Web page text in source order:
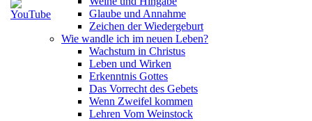
Glaube und Annahme
Zeichen der Wiedergeburt
Wie wandle ich im neuen Leben?
Wachstum in Christus
Leben und Wirken
Erkenntnis Gottes
Das Vorrecht des Gebets
Wenn Zweifel kommen
Lehren Vom Weinstock